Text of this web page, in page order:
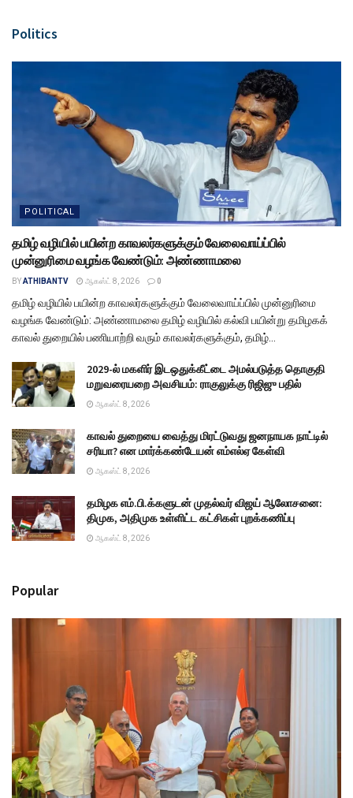
Politics
POLITICAL
தமிழ் வழியில் பயின்ற காவலர்களுக்கும் வேலைவாய்ப்பில்
முன்னுரிமை வழங்க வேண்டும்: அண்ணாமலை
BYATHIBANTV ஆகஸ்ட் 8, 2026 0
தமிழ் வழியில் பயின்ற காவலர்களுக்கும் வேலைவாய்ப்பில் முன்னுரிமை
வழங்க வேண்டும்: அண்ணாமலை தமிழ் வழியில் கல்வி பயின்று தமிழகக்
காவல் துறையில் பணியாற்றி வரும் காவலர்களுக்கும், தமிழ்...
2029-ல் மகளிர் இடஒதுக்கீட்டை அமல்படுத்த தொகுதி
மறுவரையறை அவசியம்: ராகுலுக்கு ரிஜிஜு பதில்
ஆகஸ்ட் 8, 2026
காவல் துறையை வைத்து மிரட்டுவது ஜனநாயக நாட்டில்
சரியா? என மார்க்கண்டேயன் எம்எல்ஏ கேள்வி
ஆகஸ்ட் 8, 2026
தமிழக எம்.பி.க்களுடன் முதல்வர் விஜய் ஆலோசனை:
திமுக, அதிமுக உள்ளிட்ட கட்சிகள் புறக்கணிப்பு
ஆகஸ்ட் 8, 2026
Popular